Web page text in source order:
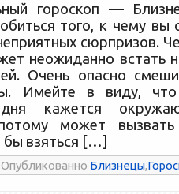
гороскоп —
того, к чему вы
сюрпризов.
неожиданно встать
Очень опасно
Имейте в виду,
кажется
может вызвать
взяться […]
Близнецы,